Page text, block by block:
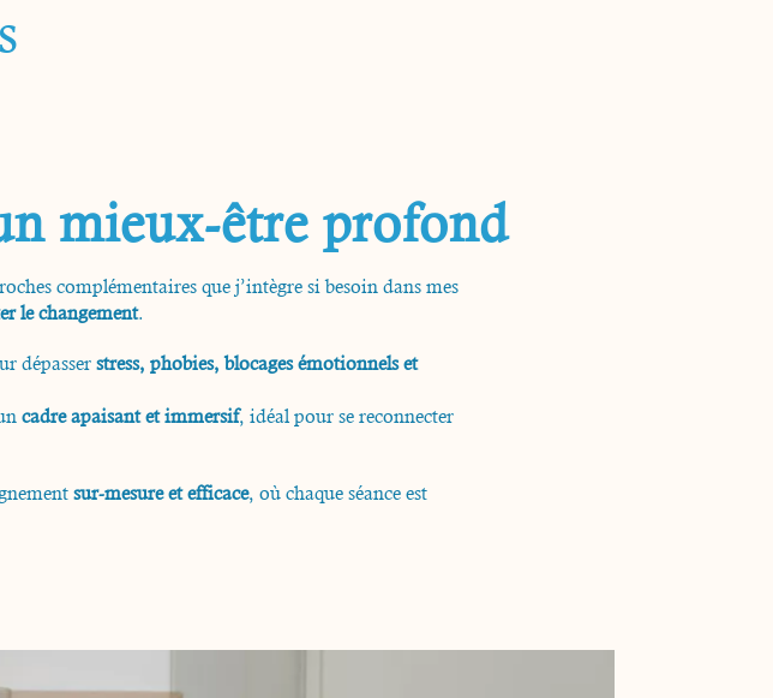
mieux-être profond
complémentaires que j’intègre si besoin dans mes
le changement.
dépasser stress, phobies, blocages émotionnels et
cadre apaisant et immersif, idéal pour se reconnecter
sur-mesure et efficace, où chaque séance est